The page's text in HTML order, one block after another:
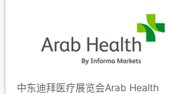
中东迪拜医疗展览会Arab Health